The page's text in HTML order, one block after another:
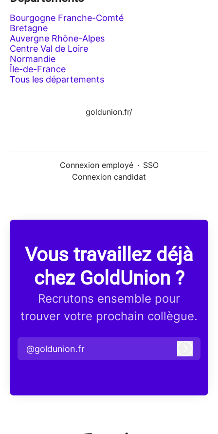
Bourgogne Franche-Comté
Bretagne
Auvergne Rhône-Alpes
Centre Val de Loire
Normandie
Île-de-France
Tous les départements
goldunion.fr/
Connexion employé · SSO
Connexion candidat
Vous travaillez déjà
chez GoldUnion ?
Recrutons ensemble pour
trouver votre prochain collègue.
@goldunion.fr